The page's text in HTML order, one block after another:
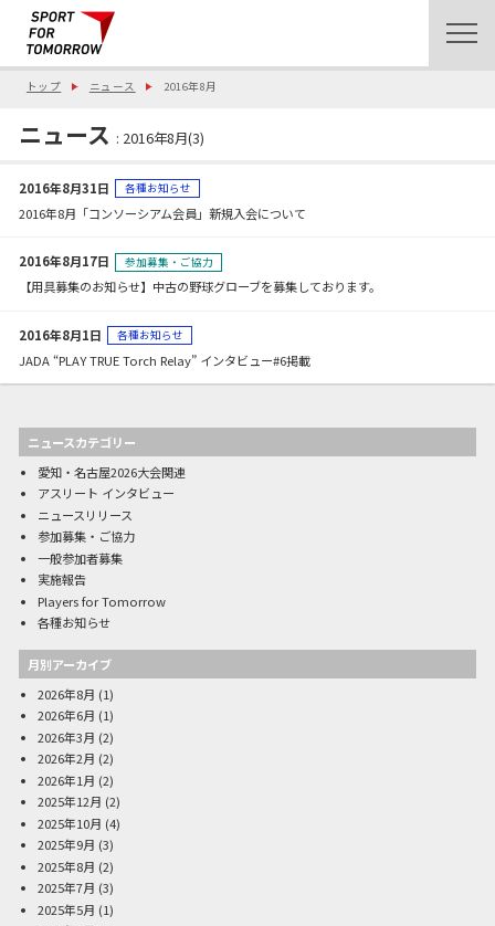
トップ ニュース 2016年8月
ニュース : 2016年8月(3)
2016年8月31日 各種お知らせ
2016年8月「コンソーシアム会員」新規入会について
2016年8月17日 参加募集・ご協力
【用具募集のお知らせ】中古の野球グローブを募集しております。
2016年8月1日 各種お知らせ
JADA “PLAY TRUE Torch Relay” インタビュー#6掲載
ニュースカテゴリー
愛知・名古屋2026大会関連
アスリート インタビュー
ニュースリリース
参加募集・ご協力
一般参加者募集
実施報告
Players for Tomorrow
各種お知らせ
月別アーカイブ
2026年8月 (1)
2026年6月 (1)
2026年3月 (2)
2026年2月 (2)
2026年1月 (2)
2025年12月 (2)
2025年10月 (4)
2025年9月 (3)
2025年8月 (2)
2025年7月 (3)
2025年5月 (1)